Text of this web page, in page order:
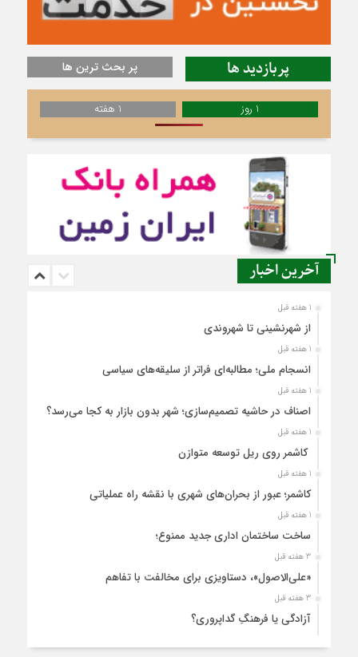
پربازدید ها پر بحث ترین ها
1 روز 1 هفته
آخرین اخبار
1 هفته قبل
از شهرنشینی تا شهروندی
1 هفته قبل
انسجام ملی؛ مطالبه‌ای فراتر از سلیقه‌های سیاسی
1 هفته قبل
اصناف در حاشیه تصمیم‌سازی؛ شهر بدون بازار به کجا می‌رسد؟
1 هفته قبل
کاشمر روی ریل توسعه متوازن
1 هفته قبل
کاشمر؛ عبور از بحران‌های شهری با نقشه راه عملیاتی
1 هفته قبل
ساخت ساختمان اداری جدید ممنوع؛
3 هفته قبل
«علی‌الاصول»، دستاویزی برای مخالفت با تفاهم
3 هفته قبل
آزادگی یا فرهنگِ گداپروری؟